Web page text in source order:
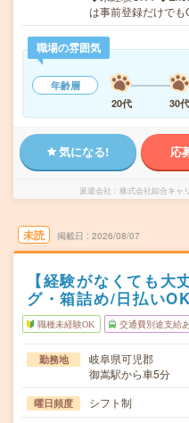
は事前登録だけで
職場の雰囲気
年齢層
20代
30代
気になる! 応
派遣会社 株式会社綜合キャ
未読 掲載日 2026/08/07
【経験がなくても大
グ・箱詰め/日払いOK
職種未経験OK 交通費別途支給
勤務地
岐阜県可児郡
御嵩駅から車5分
曜日頻度 シフト制